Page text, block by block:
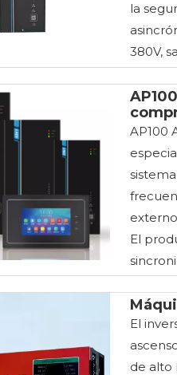
la
380V,
AP100
El
El
de alto